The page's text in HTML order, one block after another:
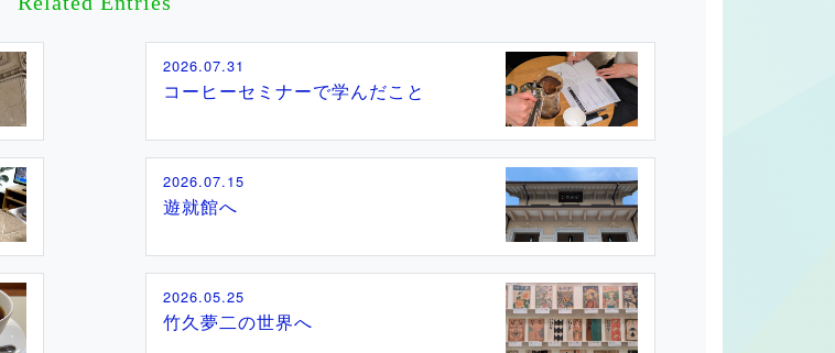
2026.07.31
コーヒーセミナーで学んだこと
2026.07.15
遊就館へ
2026.05.25
竹久夢二の世界へ